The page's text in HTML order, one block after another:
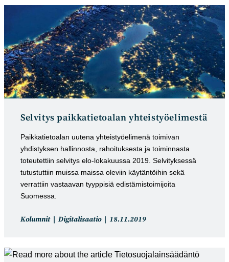
Selvitys paikkatietoalan yhteistyöelimestä
Paikkatietoalan uutena yhteistyöelimenä toimivan
yhdistyksen hallinnosta, rahoituksesta ja toiminnasta
toteutettiin selvitys elo-lokakuussa 2019. Selvityksessä
tutustuttiin muissa maissa oleviin käytäntöihin sekä
verrattiin vastaavan tyyppisiä edistämistoimijoita
Suomessa.
Artikkelin
Kolumnit Digitalisaatio
Artikkeli
18.11.2019